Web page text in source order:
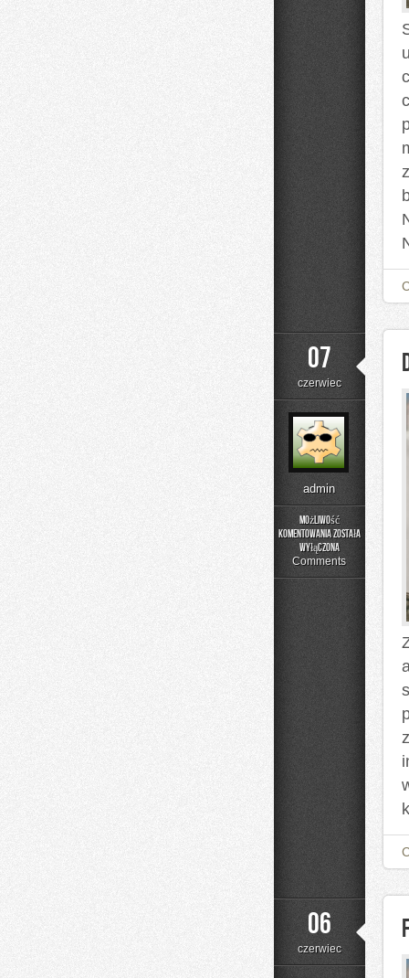
07
czerwiec
admin
Możliwość
komentowania
Domowe
została
wyłączona
Comments
06
czerwiec